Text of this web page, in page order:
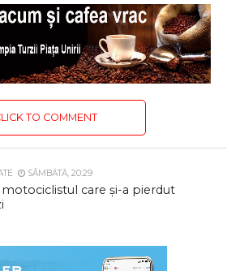
TO COMMENT
SÂMBĂTĂ, 20:29
motociclistul care și-a pierdut